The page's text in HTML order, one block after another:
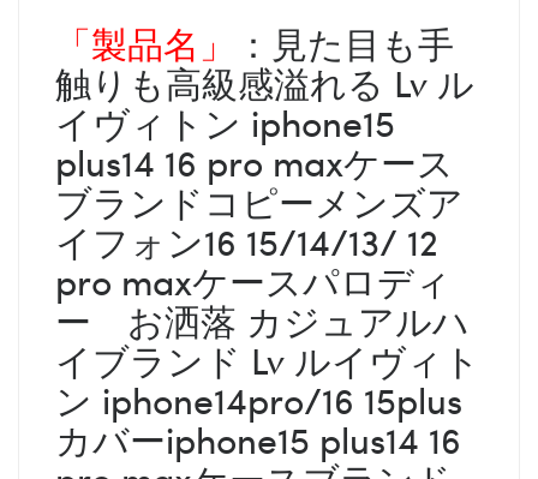
「製品名」 ：見た目も手
触りも高級感溢れる Lv ル
イヴィトン iphone15
plus14 16 pro maxケース
ブランドコピーメンズア
イフォン16 15/14/13/ 12
pro maxケースパロディ
ー お洒落 カジュアルハ
イブランド Lv ルイヴィト
ン iphone14pro/16 15plus
カバーiphone15 plus14 16